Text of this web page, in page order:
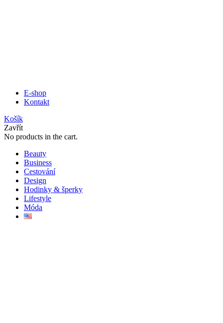
E-shop
Kontakt
Košík
Zavřít
No products in the cart.
Beauty
Business
Cestování
Design
Hodinky & šperky
Lifestyle
Móda